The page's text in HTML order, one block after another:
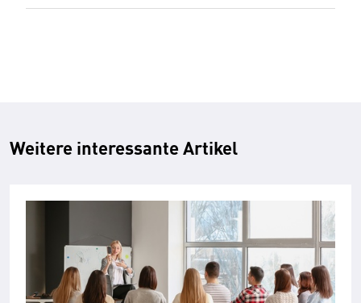
Weitere interessante Artikel